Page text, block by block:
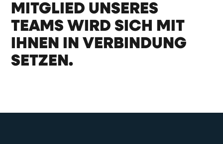
MITGLIED UNSERES
TEAMS WIRD SICH MIT
IHNEN IN VERBINDUNG
SETZEN.